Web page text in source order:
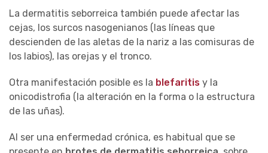
La dermatitis seborreica también puede afectar las
cejas, los surcos nasogenianos (las líneas que
descienden de las aletas de la nariz a las comisuras de
los labios), las orejas y el tronco.
Otra manifestación posible es la blefaritis y la
onicodistrofia (la alteración en la forma o la estructura
de las uñas).
Al ser una enfermedad crónica, es habitual que se